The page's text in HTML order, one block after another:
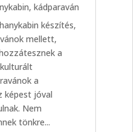
kádparaván
készítés,
mellett,
a
a
képest jóval
Nem
tönkre...